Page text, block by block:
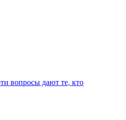
вопросы дают те, кто